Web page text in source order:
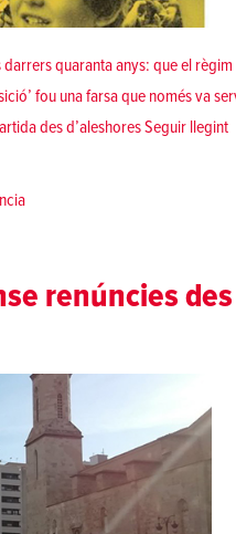
quaranta anys: que el règim
fou una farsa que només va
des d’aleshoresSeguir llegint
renúncies des